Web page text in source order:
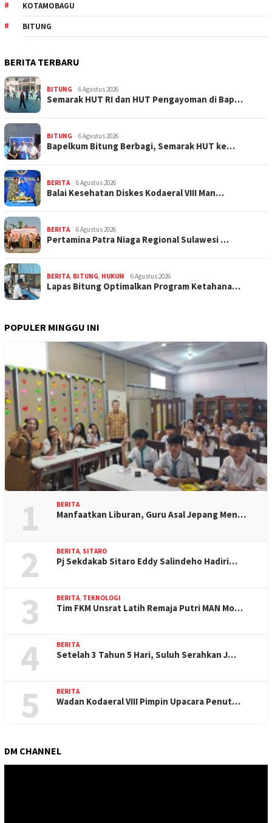
KOTAMOBAGU
BITUNG
BERITA TERBARU
BITUNG 6 Agustus 2026
Semarak HUT RI dan HUT Pengayoman di Bap…
BITUNG 6 Agustus 2026
‎Bapelkum Bitung Berbagi, Semarak HUT ke…
BERITA 6 Agustus 2026
Balai Kesehatan Diskes Kodaeral VIII Man…
BERITA 6 Agustus 2026
Pertamina Patra Niaga Regional Sulawesi …
BERITA, BITUNG, HUKUM 6 Agustus 2026
Lapas Bitung Optimalkan Program Ketahana…
POPULER MINGGU INI
1 BERITA
Manfaatkan Liburan, Guru Asal Jepang Men…
2 BERITA, SITARO
Pj Sekdakab Sitaro Eddy Salindeho Hadiri…
3 BERITA, TEKNOLOGI
Tim FKM Unsrat Latih Remaja Putri MAN Mo…
4 BERITA
Setelah 3 Tahun 5 Hari, Suluh Serahkan J…
5 BERITA
Wadan Kodaeral VIII Pimpin Upacara Penut…
DM CHANNEL